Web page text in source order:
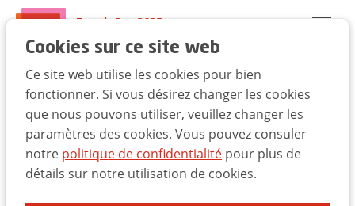
Cookies sur ce site web
Ce site web utilise les cookies pour bien
fonctionner. Si vous désirez changer les cookies
que nous pouvons utiliser, veuillez changer les
paramètres des cookies. Vous pouvez consuler
notre politique de confidentialité pour plus de
détails sur notre utilisation de cookies.
Pourquoi selon Peter
Hinssen ce sera un
grand cru cette année!